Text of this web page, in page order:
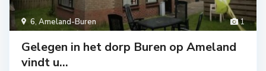
1
6, Ameland-Buren
Gelegen in het dorp Buren op Ameland
vindt u...